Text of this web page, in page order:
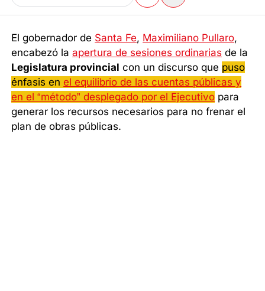
El gobernador de Santa Fe, Maximiliano Pullaro,
encabezó laapertura de sesiones ordinarias de la
Legislatura provincial con un discurso que puso
énfasis en el equilibrio de las cuentas públicas y
en el “método” desplegado por el Ejecutivo para
generar los recursos necesarios para no frenar el
plan de obras públicas.